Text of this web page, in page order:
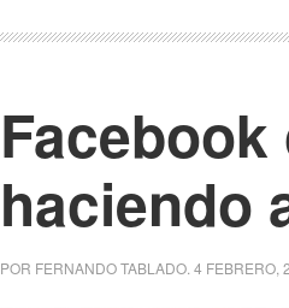
haciendo
POR FERNANDO TABLADO 4 FEBRERO,